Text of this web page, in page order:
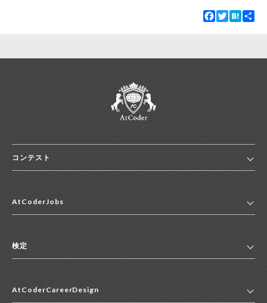
Facebook
TwitterHatena
コンテスト
コンテスト一覧
便利リンク集
AtCoderJobs
2027年新卒採用求人一覧
中途採用求人一覧
検定
マイページ
AtCoderCareerDesign